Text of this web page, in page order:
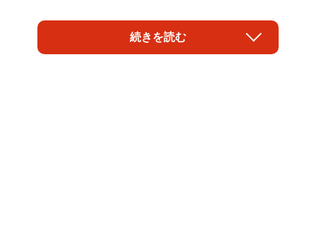
新作が発表されるたびに、「ラベルに印刷された文章のク
セが強すぎる」と話題になる群馬の地ビールブランド
続きを読む